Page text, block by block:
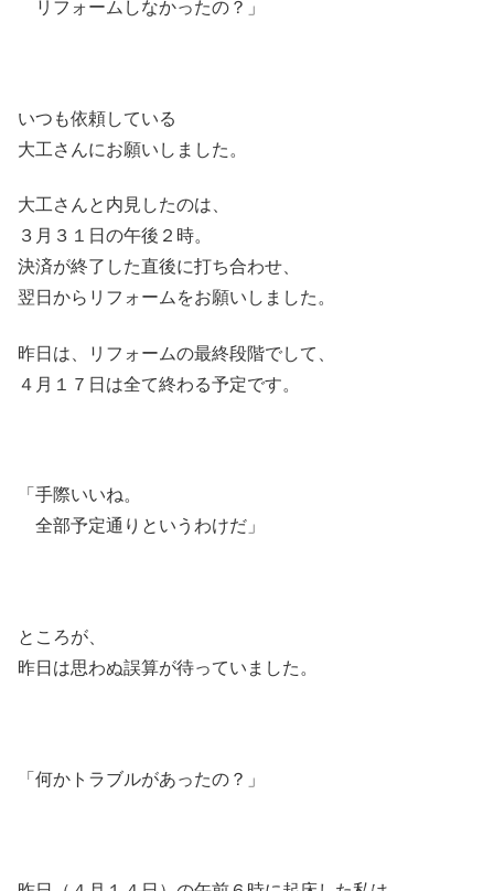
リフォームしなかったの？」
いつも依頼している
大工さんにお願いしました。
大工さんと内見したのは、
３月３１日の午後２時。
決済が終了した直後に打ち合わせ、
翌日からリフォームをお願いしました。
昨日は、リフォームの最終段階でして、
４月１７日は全て終わる予定です。
「手際いいね。
全部予定通りというわけだ」
ところが、
昨日は思わぬ誤算が待っていました。
「何かトラブルがあったの？」